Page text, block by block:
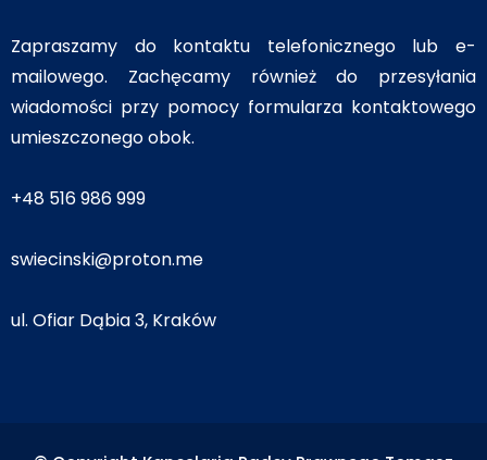
Zapraszamy do kontaktu telefonicznego lub e-
mailowego. Zachęcamy również do przesyłania
wiadomości przy pomocy formularza kontaktowego
umieszczonego obok.
+48 516 986 999
swiecinski@proton.me
ul. Ofiar Dąbia 3, Kraków